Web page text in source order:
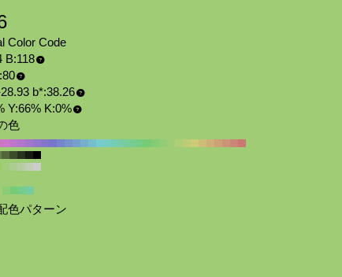
Color Code
B:118
b*:38.26
Y:66% K:0%
色
色パターン